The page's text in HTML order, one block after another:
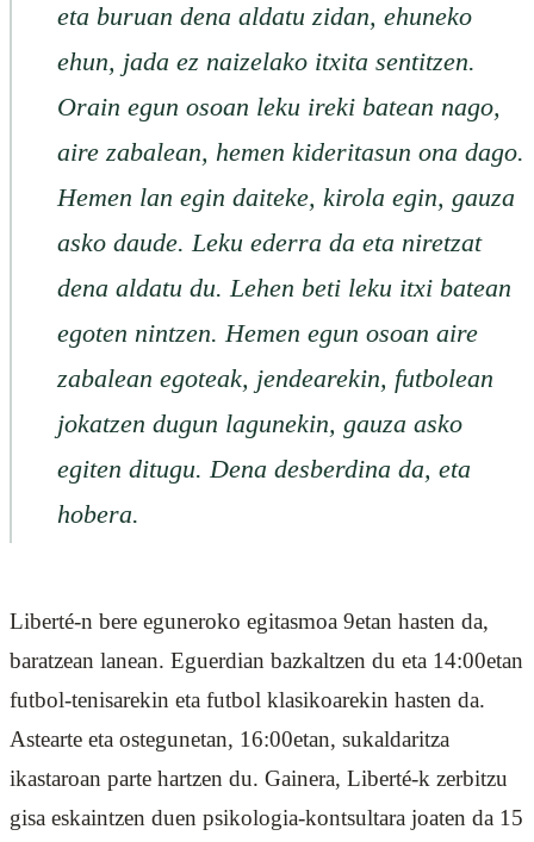
eta buruan dena aldatu zidan, ehuneko
ehun, jada ez naizelako itxita sentitzen.
Orain egun osoan leku ireki batean nago,
aire zabalean, hemen kideritasun ona dago.
Hemen lan egin daiteke, kirola egin, gauza
asko daude. Leku ederra da eta niretzat
dena aldatu du. Lehen beti leku itxi batean
egoten nintzen. Hemen egun osoan aire
zabalean egoteak, jendearekin, futbolean
jokatzen dugun lagunekin, gauza asko
egiten ditugu. Dena desberdina da, eta
hobera.
Liberté-n bere eguneroko egitasmoa 9etan hasten da,
baratzean lanean. Eguerdian bazkaltzen du eta 14:00etan
futbol-tenisarekin eta futbol klasikoarekin hasten da.
Astearte eta ostegunetan, 16:00etan, sukaldaritza
ikastaroan parte hartzen du. Gainera, Liberté-k zerbitzu
gisa eskaintzen duen psikologia-kontsultara joaten da 15